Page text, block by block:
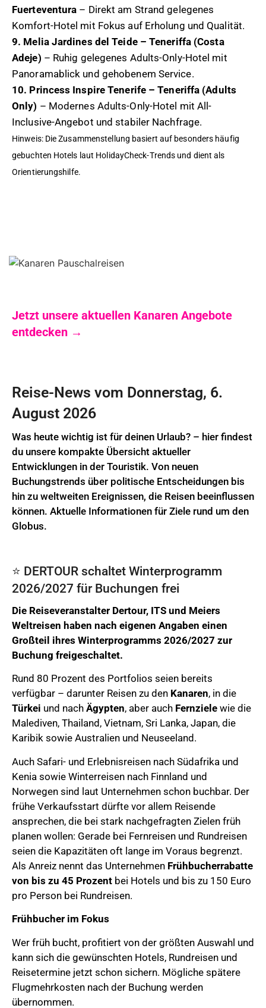
Fuerteventura – Direkt am Strand gelegenes
Komfort-Hotel mit Fokus auf Erholung und Qualität.
9. Melia Jardines del Teide – Teneriffa (Costa
Adeje) – Ruhig gelegenes Adults-Only-Hotel mit
Panoramablick und gehobenem Service.
10. Princess Inspire Tenerife – Teneriffa (Adults
Only) – Modernes Adults-Only-Hotel mit All-
Inclusive-Angebot und stabiler Nachfrage.
Hinweis: Die Zusammenstellung basiert auf besonders häufig
gebuchten Hotels laut HolidayCheck-Trends und dient als
Orientierungshilfe.
Jetzt unsere aktuellen Kanaren Angebote
entdecken →
Reise-News vom Donnerstag, 6.
August 2026
Was heute wichtig ist für deinen Urlaub? – hier findest
du unsere kompakte Übersicht aktueller
Entwicklungen in der Touristik. Von neuen
Buchungstrends über politische Entscheidungen bis
hin zu weltweiten Ereignissen, die Reisen beeinflussen
können. Aktuelle Informationen für Ziele rund um den
Globus.
⭐️ DERTOUR schaltet Winterprogramm
2026/2027 für Buchungen frei
Die Reiseveranstalter Dertour, ITS und Meiers
Weltreisen haben nach eigenen Angaben einen
Großteil ihres Winterprogramms 2026/2027 zur
Buchung freigeschaltet.
Rund 80 Prozent des Portfolios seien bereits
verfügbar – darunter Reisen zu den Kanaren, in die
Türkei und nach Ägypten, aber auch Fernziele wie die
Malediven, Thailand, Vietnam, Sri Lanka, Japan, die
Karibik sowie Australien und Neuseeland.
Auch Safari- und Erlebnisreisen nach Südafrika und
Kenia sowie Winterreisen nach Finnland und
Norwegen sind laut Unternehmen schon buchbar. Der
frühe Verkaufsstart dürfte vor allem Reisende
ansprechen, die bei stark nachgefragten Zielen früh
planen wollen: Gerade bei Fernreisen und Rundreisen
seien die Kapazitäten oft lange im Voraus begrenzt.
Als Anreiz nennt das Unternehmen Frühbucherrabatte
von bis zu 45 Prozent bei Hotels und bis zu 150 Euro
pro Person bei Rundreisen.
Frühbucher im Fokus
Wer früh bucht, profitiert von der größten Auswahl und
kann sich die gewünschten Hotels, Rundreisen und
Reisetermine jetzt schon sichern. Mögliche spätere
Flugmehrkosten nach der Buchung werden
übernommen.